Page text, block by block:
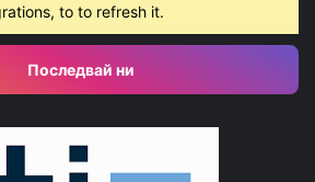
to to refresh it.
Последвай ни